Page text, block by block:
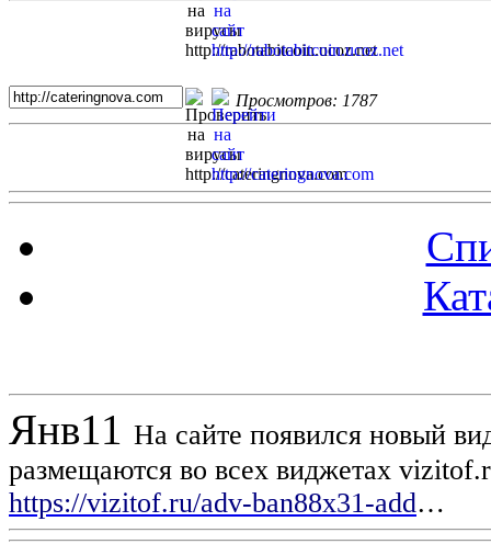
Просмотров: 1787
Янв11 На сайте появился новый
размещаются во всех виджетах
https://vizitof.ru/adv-ban88x31-add…